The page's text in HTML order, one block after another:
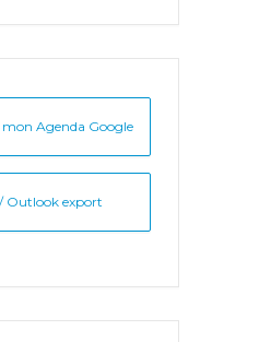
Agenda Google
Outlook export